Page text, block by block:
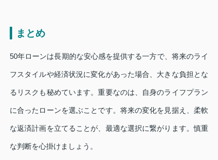
まとめ
50年ローンは長期的な安心感を提供する一方で、将来のライ
フスタイルや経済状況に変化があった場合、大きな負担とな
るリスクも秘めています。重要なのは、自身のライフプラン
に合ったローンを選ぶことです。将来の変化を見据え、柔軟
な返済計画を立てることが、最適な選択に繋がります。慎重
な判断を心掛けましょう。